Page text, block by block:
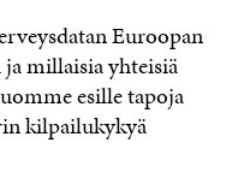
Euroopan
millaisia yhteisiä
esille tapoja
kilpailukykyä